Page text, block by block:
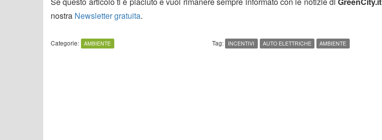
nostra Newsletter gratuita.
Categorie: AMBIENTE Tag: INCENTIVI AUTO ELETTRICHE AMBIENTE